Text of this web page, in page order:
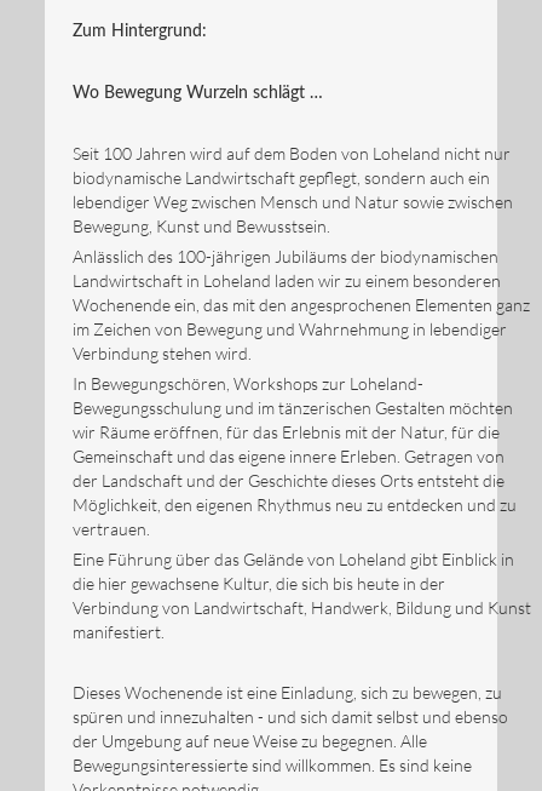
Zum Hintergrund:
Wo Bewegung Wurzeln schlägt …
Seit 100 Jahren wird auf dem Boden von Loheland nicht nur
biodynamische Landwirtschaft gepflegt, sondern auch ein
lebendiger Weg zwischen Mensch und Natur sowie zwischen
Bewegung, Kunst und Bewusstsein.
Anlässlich des 100-jährigen Jubiläums der biodynamischen
Landwirtschaft in Loheland laden wir zu einem besonderen
Wochenende ein, das mit den angesprochenen Elementen ganz
im Zeichen von Bewegung und Wahrnehmung in lebendiger
Verbindung stehen wird.
In Bewegungschören, Workshops zur Loheland-
Bewegungsschulung und im tänzerischen Gestalten möchten
wir Räume eröffnen, für das Erlebnis mit der Natur, für die
Gemeinschaft und das eigene innere Erleben. Getragen von
der Landschaft und der Geschichte dieses Orts entsteht die
Möglichkeit, den eigenen Rhythmus neu zu entdecken und zu
vertrauen.
Eine Führung über das Gelände von Loheland gibt Einblick in
die hier gewachsene Kultur, die sich bis heute in der
Verbindung von Landwirtschaft, Handwerk, Bildung und Kunst
manifestiert.
Dieses Wochenende ist eine Einladung, sich zu bewegen, zu
spüren und innezuhalten - und sich damit selbst und ebenso
der Umgebung auf neue Weise zu begegnen. Alle
Bewegungsinteressierte sind willkommen. Es sind keine